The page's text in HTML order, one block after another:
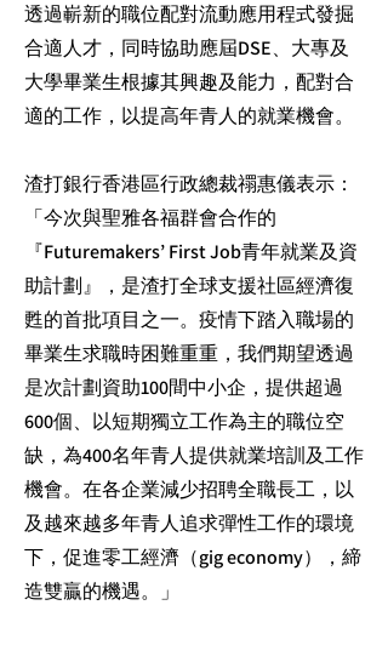
透過嶄新的職位配對流動應用程式發掘
合適人才，同時協助應屆DSE、大專及
大學畢業生根據其興趣及能力，配對合
適的工作，以提高年青人的就業機會。
渣打銀行香港區行政總裁禤惠儀表示：
「今次與聖雅各福群會合作的
『Futuremakers’ First Job青年就業及資
助計劃』，是渣打全球支援社區經濟復
甦的首批項目之一。疫情下踏入職場的
畢業生求職時困難重重，我們期望透過
是次計劃資助100間中小企，提供超過
600個、以短期獨立工作為主的職位空
缺，為400名年青人提供就業培訓及工作
機會。在各企業減少招聘全職長工，以
及越來越多年青人追求彈性工作的環境
下，促進零工經濟（gig economy），締
造雙贏的機遇。」